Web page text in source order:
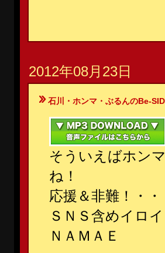
2012年08月23日
石川・ホンマ・ぶるんのBe-
そういえばホン
ね！
応援＆非難！・
ＳＮＳ含めイロ
ＮＡＭＡＥ